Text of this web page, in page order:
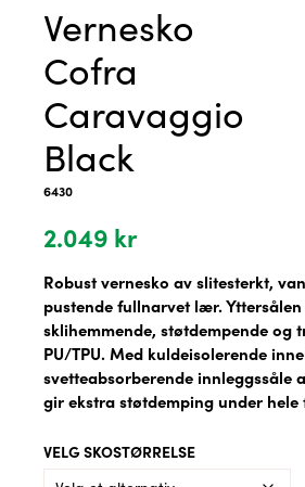
Vernesko
Cofra
Caravaggio
Black
6430
2.049 kr
Robust vernesko av slitesterkt,
pustende fullnarvet lær.
sklihemmende, støtdempende og
PU/TPU. Med kuldeisolerende
svetteabsorberende innleggssåle
gir ekstra støtdemping under hele
VELG SKOSTØRRELSE